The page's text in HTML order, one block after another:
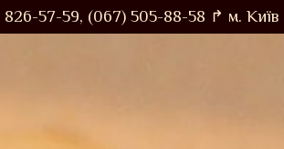
57-59, (067) 505-88-58 ↱ м. Київ